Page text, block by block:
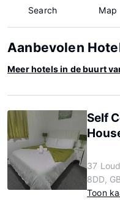
Search Map
Aanbevolen
Meer hotels in de buurt
Self
37
8DD,
Toon